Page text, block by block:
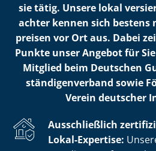
sie tätig. Unsere lokal
ach­ter kennen sich
prei­sen vor Ort aus. Dabei
Punkte unser Angebot für
Mitglied beim Deutschen
stän­di­gen­ver­band sowie
Verein deutscher
Ausschließlich
Lokal-Expertise: